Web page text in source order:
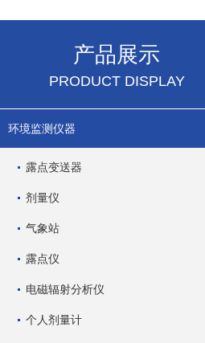
产品展示
PRODUCT DISPLAY
环境监测仪器
露点变送器
剂量仪
气象站
露点仪
电磁辐射分析仪
个人剂量计